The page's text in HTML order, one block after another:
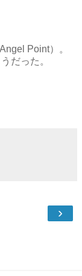
Point）。
だった。
›